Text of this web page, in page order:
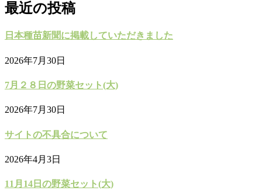
最近の投稿
日本種苗新聞に掲載していただきました
2026年7月30日
7月２８日の野菜セット(大)
2026年7月30日
サイトの不具合について
2026年4月3日
11月14日の野菜セット(大)